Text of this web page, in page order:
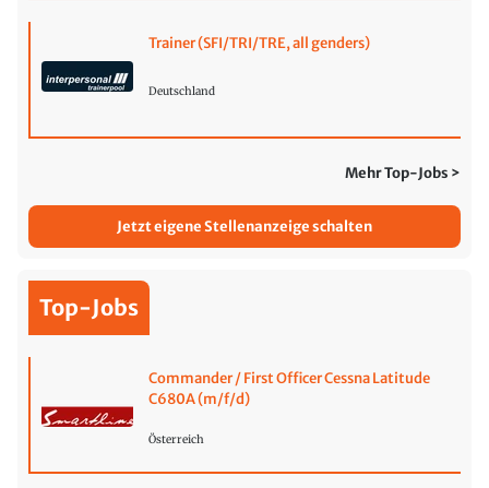
Trainer (SFI/TRI/TRE, all genders)
Deutschland
Mehr Top-Jobs >
Jetzt eigene Stellenanzeige schalten
Top-Jobs
Commander / First Officer Cessna Latitude
C680A (m/f/d)
Österreich